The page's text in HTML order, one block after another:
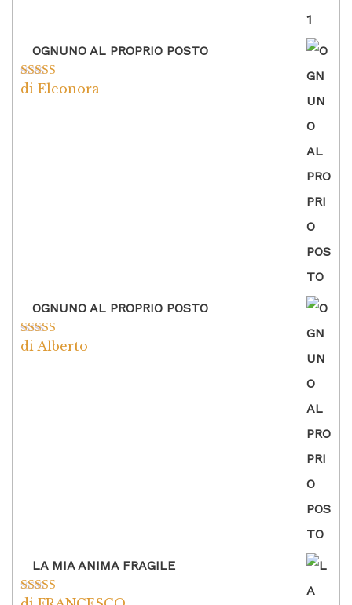
OGNUNO AL PROPRIO POSTO
Valutato5su
di Eleonora
OGNUNO AL PROPRIO POSTO
Valutato5su
di Alberto
LA MIA ANIMA FRAGILE